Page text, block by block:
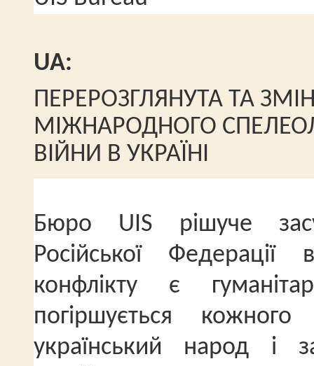
UA:
ПЕРЕРОЗГЛЯНУТА ТА
МІЖНАРОДНОГО
ВІЙНИ В УКРАЇНІ
Бюро UIS рішуче
Російської
конфлікту є
погіршується
український народ і